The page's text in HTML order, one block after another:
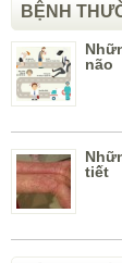
BỆNH
não
tiết